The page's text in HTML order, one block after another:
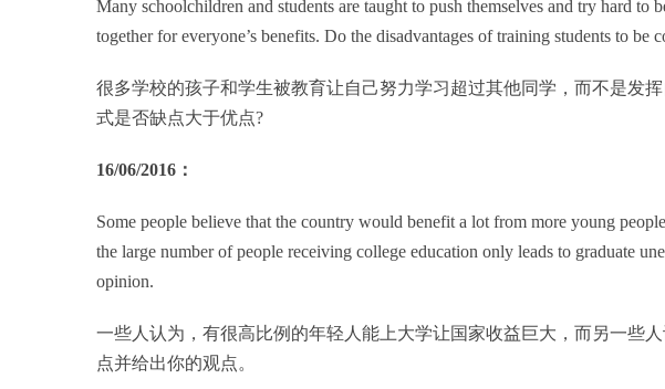
Many schoolchildren and students are taught to push themselves and try hard to
together for everyone’s benefits. Do the disadvantages of training students to be
很多学校的孩子和学生被教育让自己努力学习超过其他同学，而不是发
式是否缺点大于优点?
16/06/2016：
Some people believe that the country would benefit a lot from more young
the large number of people receiving college education only leads to graduate
opinion.
一些人认为，有很高比例的年轻人能上大学让国家收益巨大，而另一些
点并给出你的观点。